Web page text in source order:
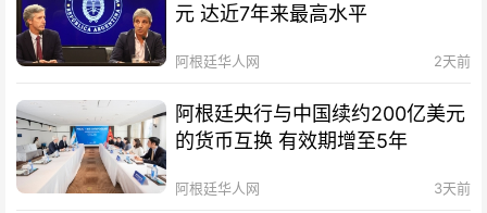
元 达近7年来最高水平
阿根廷华人网 2天前
阿根廷央行与中国续约200亿美元
的货币互换 有效期增至5年
阿根廷华人网 3天前